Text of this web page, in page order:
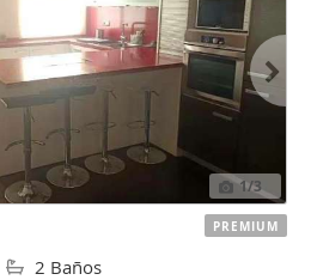
1/3
2 Baños
PREMIUM